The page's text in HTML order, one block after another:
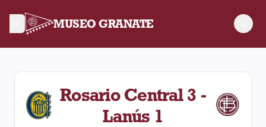
MUSEO GRANATE
Fecha 5. Partido entre Lanús y Rosario Central disputado
Rosario Central 3 -
Lanús 1